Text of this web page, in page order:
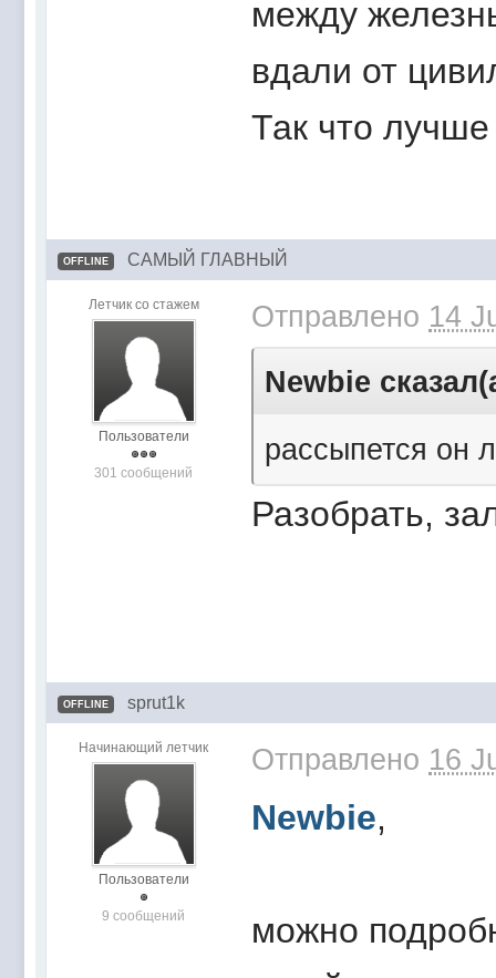
между
вдали от
Так что
OFFLINE САМЫЙ ГЛАВНЫЙ
Летчик со стажем
Пользователи
301 сообщений
Отправлено 14
Newbie
рассыпется он
Разобрать,
OFFLINE sprut1k
Начинающий летчик
Пользователи
9 сообщений
Отправлено 16
Newbie,
можно